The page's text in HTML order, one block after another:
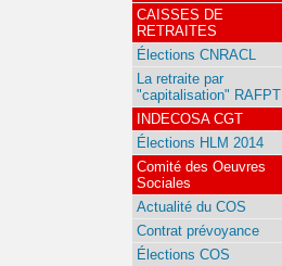
CAISSES DE
RETRAITES
Élections CNRACL
La retraite par
"capitalisation" RAFPT
INDECOSA CGT
Élections HLM 2014
Comité des Oeuvres
Sociales
Actualité du COS
Contrat prévoyance
Élections COS